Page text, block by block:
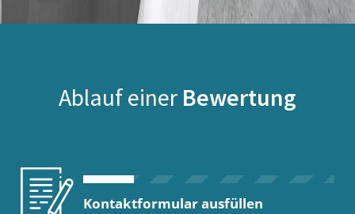
Ablauf einer Bewertung
Kontaktformular ausfüllen